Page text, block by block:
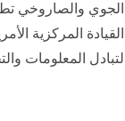
الجوي والصاروخي
القيادة المركزية
لتبادل المعلومات